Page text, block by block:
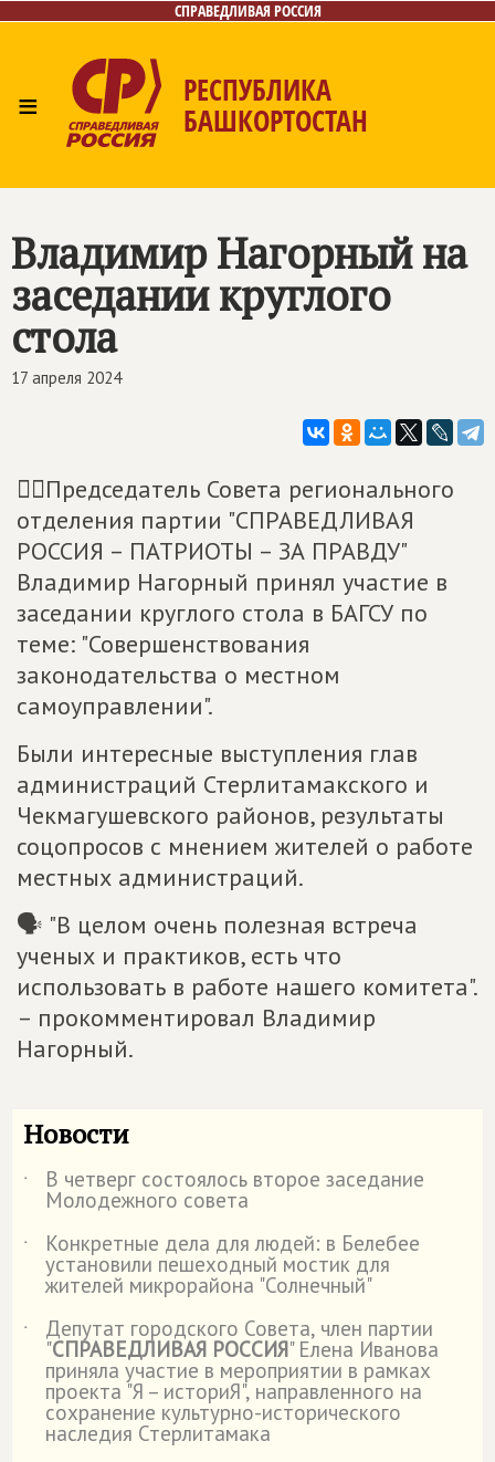
СПРАВЕДЛИВАЯ РОССИЯ
≡ РЕСПУБЛИКА
БАШКОРТОСТАН
Контакты
Владимир Нагорный на
заседании круглого
стола
17 апреля 2024
☝🏻Председатель Совета регионального
отделения партии "СПРАВЕДЛИВАЯ
РОССИЯ – ПАТРИОТЫ – ЗА ПРАВДУ"
Владимир Нагорный принял участие в
заседании круглого стола в БАГСУ по
теме: "Совершенствования
законодательства о местном
самоуправлении".
Были интересные выступления глав
администраций Стерлитамакского и
Чекмагушевского районов, результаты
соцопросов с мнением жителей о работе
местных администраций.
🗣 "В целом очень полезная встреча
ученых и практиков, есть что
использовать в работе нашего комитета".
– прокомментировал Владимир
Нагорный.
Новости
˙ В четверг состоялось второе заседание
Молодежного совета
˙
Конкретные дела для людей: в Белебее
установили пешеходный мостик для
жителей микрорайона "Солнечный"
˙
Депутат городского Совета, член партии
"СПРАВЕДЛИВАЯ РОССИЯ" Елена Иванова
приняла участие в мероприятии в рамках
проекта "Я – историЯ", направленного на
сохранение культурно-исторического
наследия Стерлитамака